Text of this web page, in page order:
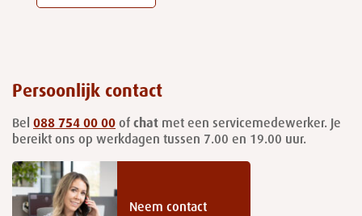
Persoonlijk contact
Bel 088 754 00 00 of chat met een servicemedewerker. Je
bereikt ons op werkdagen tussen 7.00 en 19.00 uur.
Neem contact